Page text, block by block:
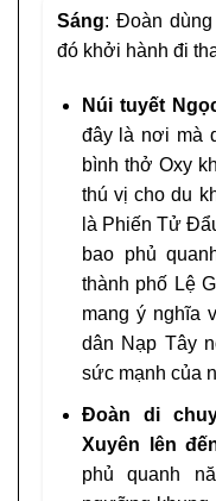
Sáng: Đoàn dùng
đó khởi hành đi
Núi tuyết
đây là nơi mà
bình thở Oxy
thú vị cho du
là Phiến Tử
bao phủ
thành phố Lệ
mang ý nghĩa
dân Nạp Tây
sức mạnh của
Đoàn di
Xuyên lên
phủ quanh